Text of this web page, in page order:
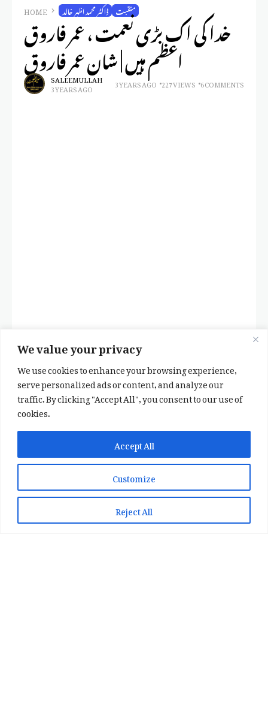
We value your privacy
We use cookies to enhance your browsing experience,
serve personalized ads or content, and analyze our
traffic. By clicking "Accept All", you consent to our use of
cookies.
Customize
Reject All
Accept All
✕ ✨ اپنی پسند کا فرمايشی کلام لکھوائیں
یا ہماری خوبصورت شاعری ایپ انسٹال کریں
HOME ڈاکٹر محمد اظہر خالد منقبت
خدا کی اک بڑی نعمت ، عمر فاروق
اعظم ہیں | شان عمر فاروق
SALEEM ULLAH
3 YEARS AGO 3 YEARS AGO 227 VIEWS 6 COMMENTS